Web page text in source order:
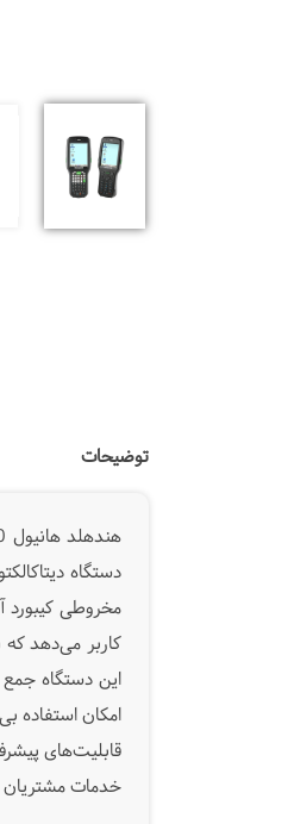
توضیحات
قابلیت‌های
خدمات مشتریان